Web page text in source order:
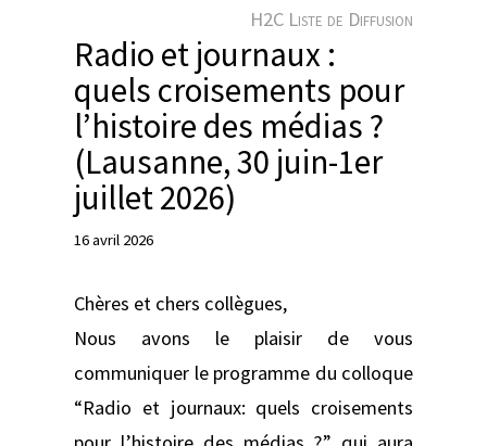
H2C Liste de Diffusion
Radio et journaux :
quels croisements pour
l’histoire des médias ?
(Lausanne, 30 juin-1er
juillet 2026)
16 avril 2026
Chères et chers collègues,
Nous avons le plaisir de vous
communiquer le programme du colloque
“Radio et journaux: quels croisements